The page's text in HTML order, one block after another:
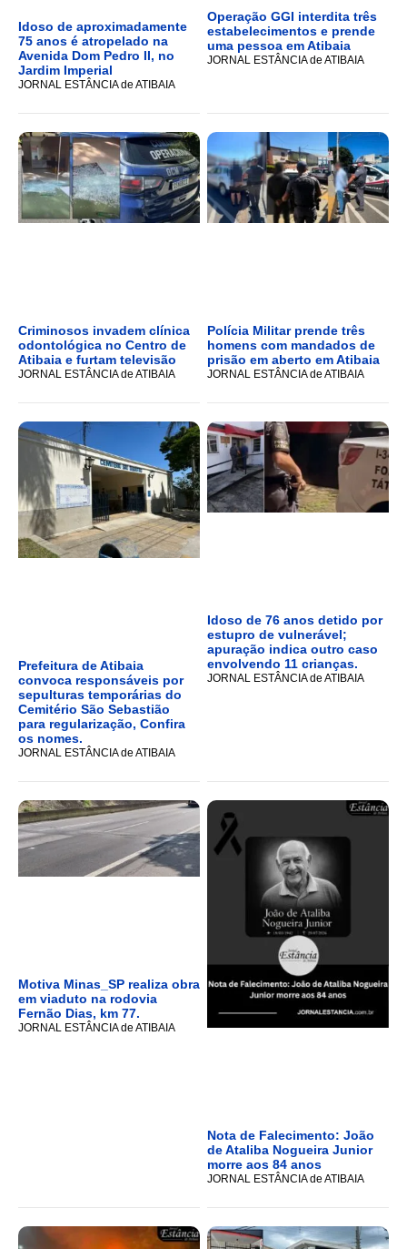
Idoso de aproximadamente
75 anos é atropelado na
Avenida Dom Pedro II, no
Jardim Imperial
JORNAL ESTÂNCIA de ATIBAIA
Operação GGI interdita três
estabelecimentos e prende
uma pessoa em Atibaia
JORNAL ESTÂNCIA de ATIBAIA
Criminosos invadem clínica
odontológica no Centro de
Atibaia e furtam televisão
JORNAL ESTÂNCIA de ATIBAIA
Polícia Militar prende três
homens com mandados de
prisão em aberto em Atibaia
JORNAL ESTÂNCIA de ATIBAIA
Prefeitura de Atibaia
convoca responsáveis por
sepulturas temporárias do
Cemitério São Sebastião
para regularização, Confira
os nomes.
JORNAL ESTÂNCIA de ATIBAIA
Idoso de 76 anos detido por
estupro de vulnerável;
apuração indica outro caso
envolvendo 11 crianças.
JORNAL ESTÂNCIA de ATIBAIA
Motiva Minas_SP realiza obra
em viaduto na rodovia
Fernão Dias, km 77.
JORNAL ESTÂNCIA de ATIBAIA
Nota de Falecimento: João
de Ataliba Nogueira Junior
morre aos 84 anos
JORNAL ESTÂNCIA de ATIBAIA